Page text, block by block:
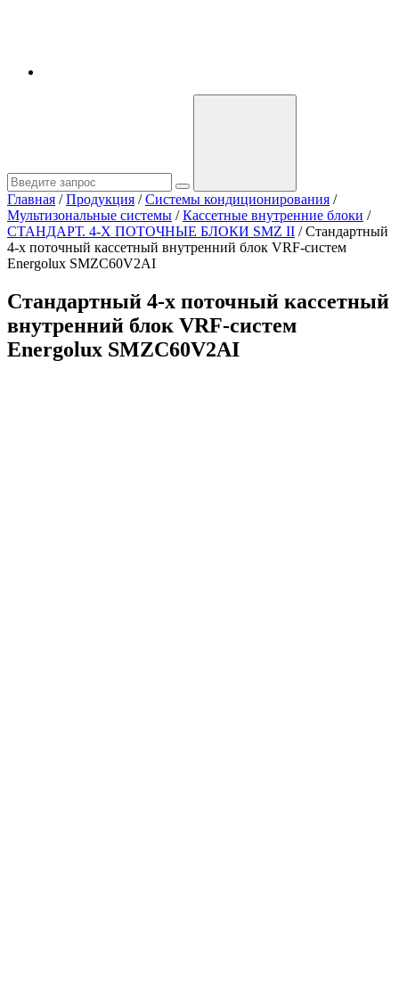
Главная / Продукция / Системы кондиционирования /
Мультизональные системы / Кассетные внутренние блоки /
СТАНДАРТ. 4-Х ПОТОЧНЫЕ БЛОКИ SMZ II /Стандартный
4-х поточный кассетный внутренний блок VRF-систем
Energolux SMZC60V2AI
Стандартный 4-х поточный кассетный
внутренний блок VRF-систем
Energolux SMZC60V2AI